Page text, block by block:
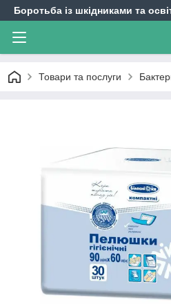
Боротьба із шкідниками та
Товари та послуги